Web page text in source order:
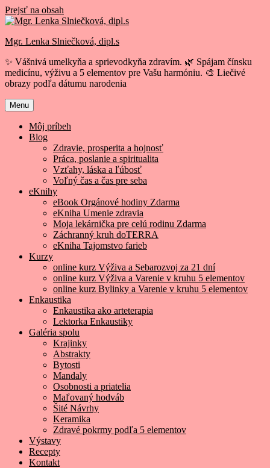
Prejsť na obsah
Mgr. Lenka Slniečková, dipl.s
✨ Vášnivá umelkyňa a sprievodkyňa zdravím. 🌿 Spájam čínsku
medicínu, výživu a 5 elementov pre Vašu harmóniu. 🎨 Liečivé
obrazy podľa dátumu narodenia
Menu
Môj príbeh
Blog
Zdravie, prosperita a hojnosť
Práca, poslanie a spiritualita
Vzťahy, láska a ľúbosť
Voľný čas a čas pre seba
eKnihy
eBook Orgánové hodiny Zdarma
eKniha Umenie zdravia
Moja lekárnička pre celú rodinu Zdarma
Záchranný kruh doTERRA
eKniha Tajomstvo farieb
Kurzy
online kurz Výživa a Sebarozvoj za 21 dní
online kurz Výživa a Varenie v kruhu 5 elementov
online kurz Bylinky a Varenie v kruhu 5 elementov
Enkaustika
Enkaustika ako arteterapia
Lektorka Enkaustiky
Galéria spolu
Krajinky
Abstrakty
Bytosti
Mandaly
Osobnosti a priatelia
Maľovaný hodváb
Šité Návrhy
Keramika
Zdravé pokrmy podľa 5 elementov
Výstavy
Recepty
Kontakt